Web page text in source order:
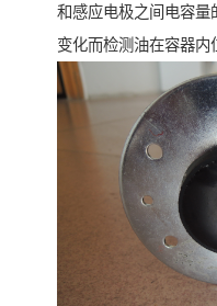
和感应电极之间电容量
变化而检测油在容器内